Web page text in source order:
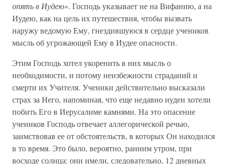
опять в Иудею». Господь указывает не на Вифанию, а на
Иудею, как на цель их путешествия, чтобы вызвать
наружу ведомую Ему, гнездившуюся в сердце учеников
мысль об угрожающей Ему в Иудее опасности.
Этим Господь хотел укоренить в них мысль о
необходимости, и потому неизбежности страданий и
смерти их Учителя. Ученики действительно высказали
страх за Него, напоминая, что еще недавно иудеи хотели
побить Его в Иерусалиме камнями. На это опасение
учеников Господь отвечает аллегорической речью,
заимствовав ее от обстоятельств, в которых Он находился
в то время. Это было, вероятно, ранним утром, при
восходе солнца: они имели, следовательно, 12 дневных